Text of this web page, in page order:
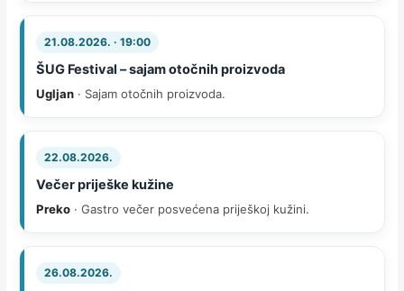
21.08.2026. · 19:00
ŠUG Festival – sajam otočnih proizvoda
Ugljan · Sajam otočnih proizvoda.
22.08.2026.
Večer priješke kužine
Preko · Gastro večer posvećena priješkoj kužini.
26.08.2026.